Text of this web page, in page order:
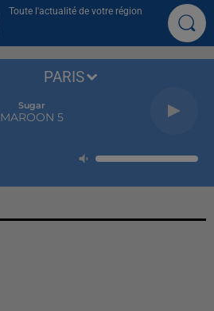
Toute l'actualité de votre région
Sugar
MAROON 5
PARIS